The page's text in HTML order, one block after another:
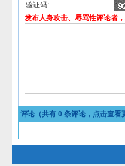
验证码:
发布人身攻击、辱骂性评论者
评论（共有 0 条评论，点击查看